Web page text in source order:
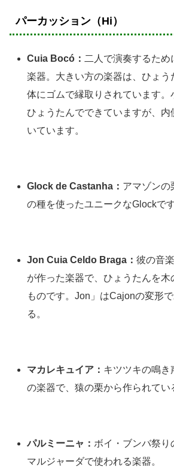
パーカッション（Hi）
Cuia Bocó： 二人で演奏するた
楽器。大きい方の楽器は、ひょう
体にゴムで縁取りされています。
ひょうたんでできていますが、内
いています。
Glock de Castanha： アマゾンの
の種を使ったユニークなGlockです
Jon Cuia Celdo Braga：彼の音
が作った楽器で、ひょうたんを木
ものです。Jon」はCajonの変形
る。
マカレキュイア： キツツキの鳴き
の楽器で、猿の栗から作られてい
パルミーニャ： ボイ・ブンバ祭り
マルジャーダで使われる楽器。